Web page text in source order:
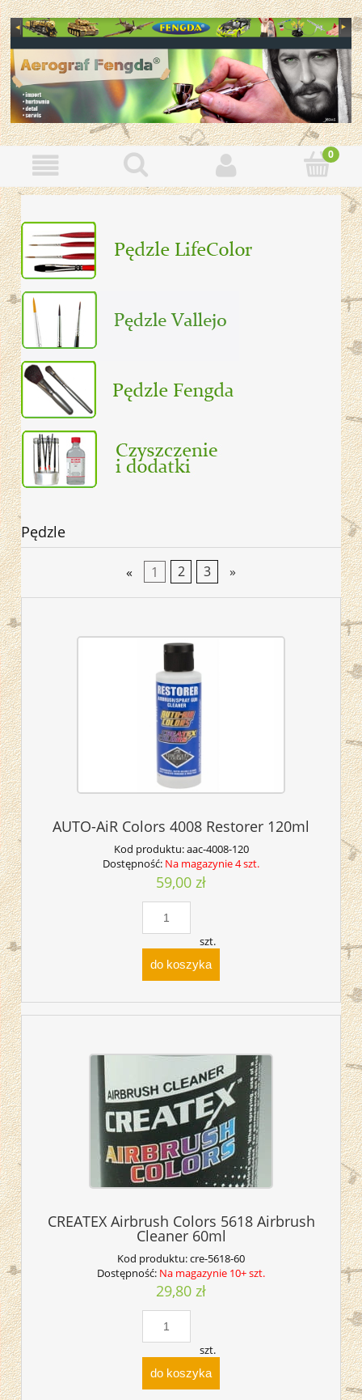
Pędzle
« 1 2 3 »
AUTO-AiR Colors 4008 Restorer 120ml
Kod produktu:aac-4008-120
Dostępność: Na magazynie 4 szt.
59,00 zł
szt.
do koszyka
CREATEX Airbrush Colors 5618 Airbrush
Cleaner 60ml
Kod produktu:cre-5618-60
Dostępność: Na magazynie 10+ szt.
29,80 zł
szt.
do koszyka